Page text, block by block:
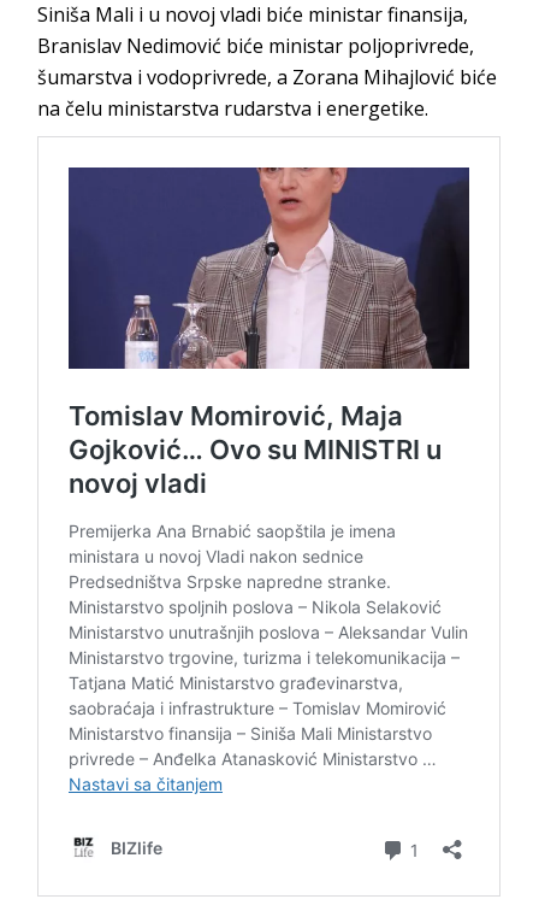
Siniša Mali i u novoj vladi biće ministar finansija,
Branislav Nedimović biće ministar poljoprivrede,
šumarstva i vodoprivrede, a Zorana Mihajlović biće
na čelu ministarstva rudarstva i energetike.